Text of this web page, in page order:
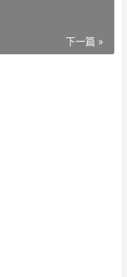
下一篇 »